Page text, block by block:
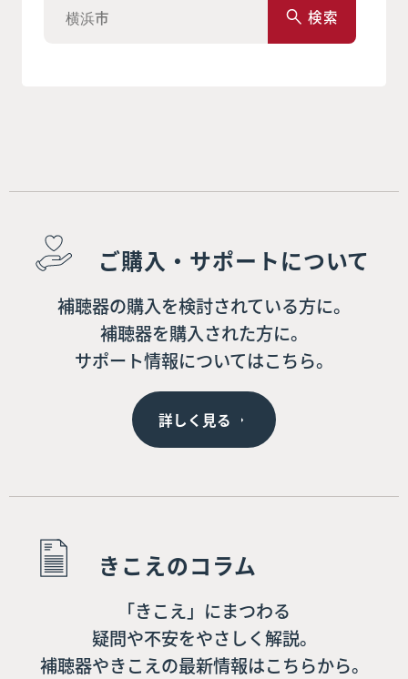
検索
ご購入・サポートについて
補聴器の購入を検討されている方に。
補聴器を購入された方に。
サポート情報についてはこちら。
詳しく見る
きこえのコラム
「きこえ」にまつわる
疑問や不安をやさしく解説。
補聴器やきこえの最新情報はこちらから。